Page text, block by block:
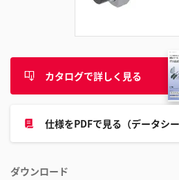
カタログで詳しく見る
仕様をPDFで見る（データシー
ダウンロード